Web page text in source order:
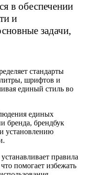
в обеспечении
и
задачи,
стандарты
шрифтов и
единый стиль во
единых
бренда, брендбук
установлению
правила
помогает избежать